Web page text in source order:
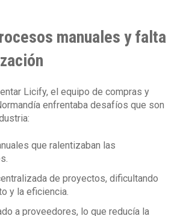
manuales y falta
Licify, el equipo de compras y
enfrentaba desafíos que son
que ralentizaban las
de proyectos, dificultando
y la eficiencia.
a proveedores, lo que reducía la